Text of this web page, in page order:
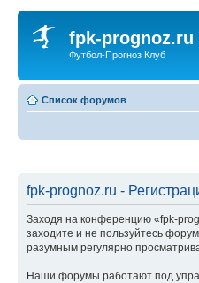
fpk-prognoz.ru
Футбол-Прогноз Клуб
Список форумов
fpk-prognoz.ru -
Заходя на конференцию «fpk-
заходите и не пользуйтесь
разумным регулярно
Наши форумы работают под